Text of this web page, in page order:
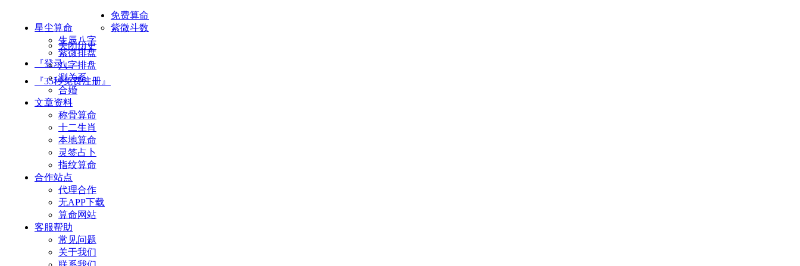
星尘算命
关闭历史
『登录』
『35秒免费注册』
免费算命
紫微斗数
生辰八字
紫微排盘
八字排盘
测关系
合婚
文章资料
称骨算命
十二生肖
本地算命
灵签占卜
指纹算命
合作站点
代理合作
无APP下载
算命网站
客服帮助
常见问题
关于我们